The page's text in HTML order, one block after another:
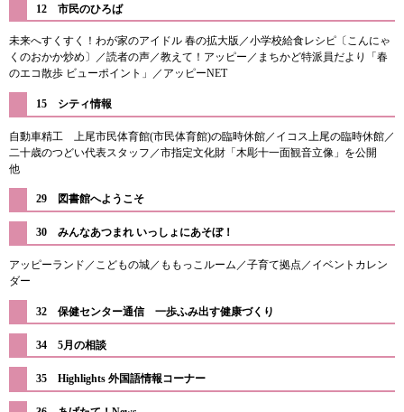
12 市民のひろば​
未来へすくすく！わが家のアイドル 春の拡大版／小学校給食レシピ〔こんにゃ
くのおかか炒め〕／読者の声／教えて！アッピー／まちかど特派員だより「春
のエコ散歩 ビューポイント」／アッピーNET
15 シティ情報
自動車精工 上尾市民体育館(市民体育館)の臨時休館／イコス上尾の臨時休館／
二十歳のつどい代表スタッフ／市指定文化財「木彫十一面観音立像」を公開
他
​29 図書館へようこそ
30 みんなあつまれ いっしょにあそぼ！
アッピーランド／こどもの城／ももっこルーム／子育て拠点／イベントカレン
ダー
32 保健センター通信 一歩ふみ出す健康づくり
34 5月の相談
35 Highlights 外国語情報コーナー